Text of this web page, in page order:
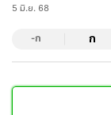
5 มิ.ย. 68
-ก ก